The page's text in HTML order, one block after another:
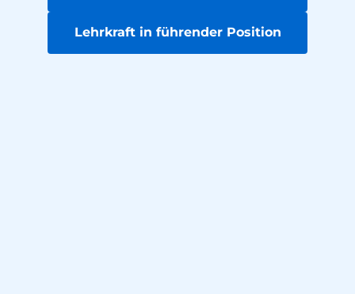
Lehrkraft in führender Position